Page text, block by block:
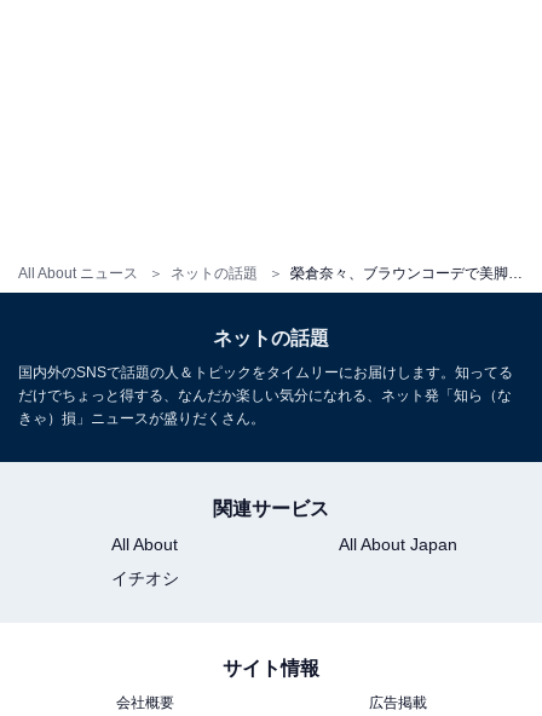
All About ニュース ネットの話題 榮倉奈々、ブラウンコーデで美脚披露！ 「ハイセンスですっごくかっこいい」「足が綺麗すぎる」と反響
ネットの話題
国内外のSNSで話題の人＆トピックをタイムリーにお届けします。知ってる
だけでちょっと得する、なんだか楽しい気分になれる、ネット発「知ら（な
きゃ）損」ニュースが盛りだくさん。
関連サービス
All About
All About Japan
イチオシ
サイト情報
会社概要 広告掲載